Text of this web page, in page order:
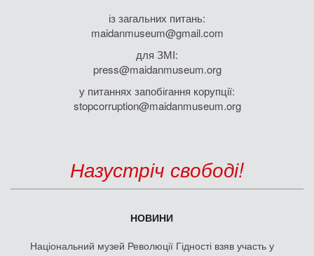
із загальних питань:
maidanmuseum@gmail.com
для ЗМІ:
press@maidanmuseum.org
у питаннях запобігання корупції:
stopcorruption@maidanmuseum.org
Назустріч свободі!
НОВИНИ
Національний музей Революції Гідності взяв участь у